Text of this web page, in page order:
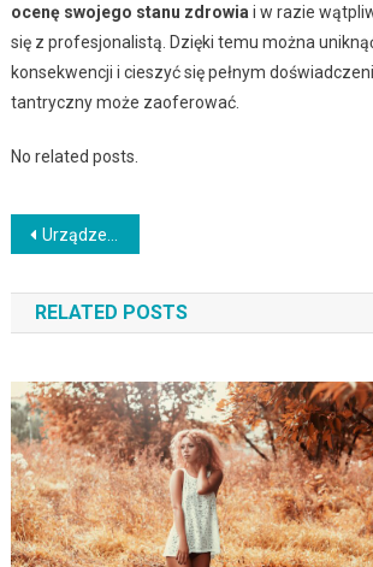
ocenę swojego stanu zdrowia i w razie
się z profesjonalistą. Dzięki temu można
konsekwencji i cieszyć się pełnym
tantryczny może zaoferować.
No related posts.
Nawigacja
wpisu
Urządzenia Kosmetyczne Wyposażenie: Wszystko, czego potrzebujesz do profesjonalnego salonu kosmetycznego
RELATED POSTS